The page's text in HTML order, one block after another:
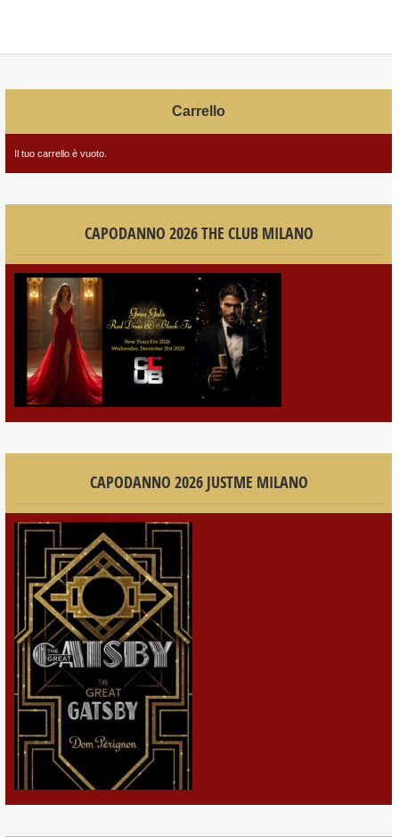
Carrello
Il tuo carrello è vuoto.
CAPODANNO 2026 THE CLUB MILANO
CAPODANNO 2026 JUSTME MILANO